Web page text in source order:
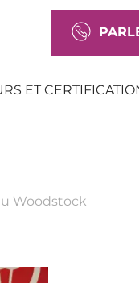
ET
Woodstock